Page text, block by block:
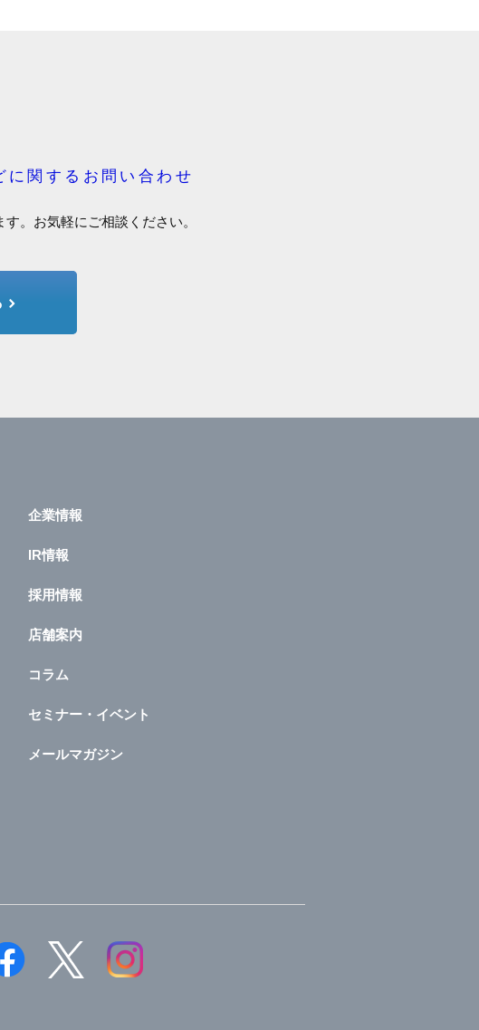
関するお問い合わせ
。お気軽にご相談ください。
企業情報
IR情報
採用情報
店舗案内
コラム
セミナー・イベント
メールマガジン